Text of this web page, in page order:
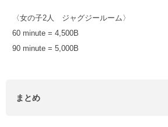
〈女の子2人 ジャグジールーム〉
60 minute = 4,500B
90 minute = 5,000B
まとめ